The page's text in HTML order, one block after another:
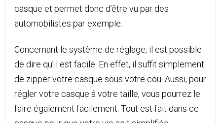
casque et permet donc d’être vu par des
automobilistes par exemple.
Concernant le système de réglage, il est possible
de dire qu’il est facile. En effet, il suffit simplement
de zipper votre casque sous votre cou. Aussi, pour
régler votre casque à votre taille, vous pourrez le
faire également facilement. Tout est fait dans ce